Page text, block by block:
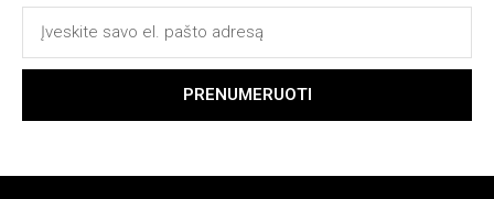
PRENUMERUOTI